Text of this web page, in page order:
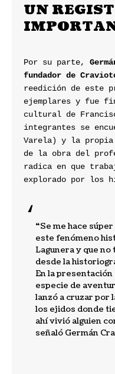
UN
Por su parte,
fundador de
reedición de este
ejemplares y fue
cultural de
integrantes se
Varela) y la
de la obra del
radica en que
explorado por los
“Se me hace
este fenómeno
Lagunera y que
desde la
En la
especie de
lanzó a cruzar por
los ejidos donde
ahí vivió alguien
señaló Germán